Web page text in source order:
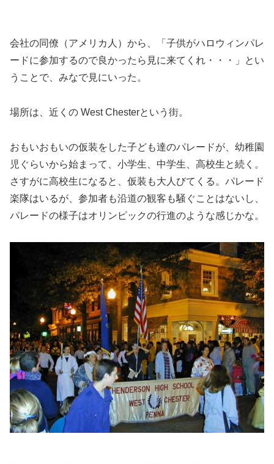
会社の同僚（アメリカ人）から、「子供がハロウィンパレ
ードに参加するので良かったら見に来てくれ・・・」とい
うことで、みなで見にいった。
場所は、近くの West Chesterという街。
おもいおもいの仮装をした子ども達のパレードが、幼稚園
児ぐらいから始まって、小学生、中学生、高校生と続く。
さすがに高校生になると、仮装も大人びてくる。パレード
楽隊はいるが、参加者も沿道の観客も騒ぐことはないし、
パレードの様子はオリンピックの行進のような感じかな。